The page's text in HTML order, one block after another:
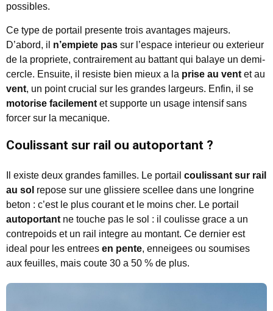
possibles.
Ce type de portail presente trois avantages majeurs.
D’abord, il n’empiete pas sur l’espace interieur ou exterieur
de la propriete, contrairement au battant qui balaye un demi-
cercle. Ensuite, il resiste bien mieux a la prise au vent et au
vent, un point crucial sur les grandes largeurs. Enfin, il se
motorise facilement et supporte un usage intensif sans
forcer sur la mecanique.
Coulissant sur rail ou autoportant ?
Il existe deux grandes familles. Le portail coulissant sur rail
au sol repose sur une glissiere scellee dans une longrine
beton : c’est le plus courant et le moins cher. Le portail
autoportant ne touche pas le sol : il coulisse grace a un
contrepoids et un rail integre au montant. Ce dernier est
ideal pour les entrees en pente, enneigees ou soumises
aux feuilles, mais coute 30 a 50 % de plus.